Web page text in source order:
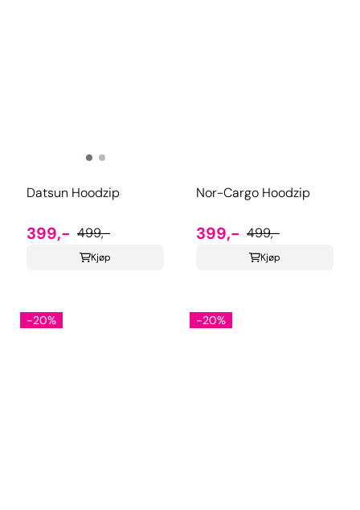
Datsun Hoodzip
399,- 499,-
Kjøp
Nor-Cargo Hoodzip
399,- 499,-
Kjøp
-20% -20%